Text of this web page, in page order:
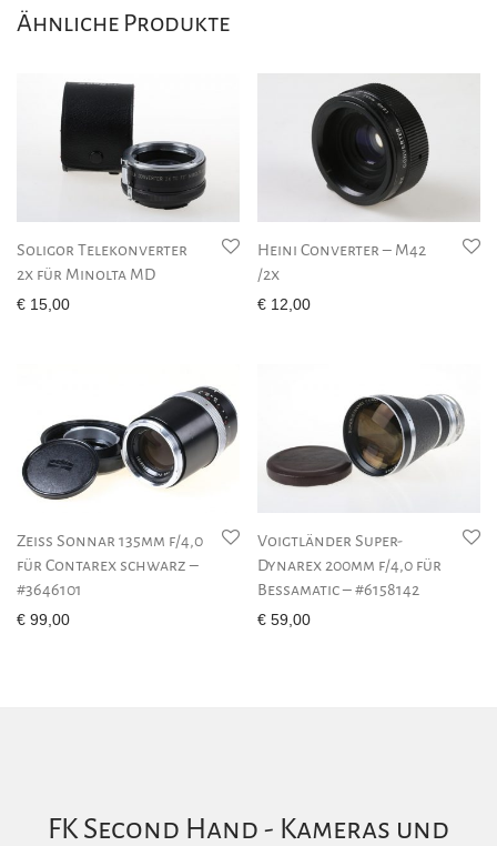
Ähnliche Produkte
Soligor Telekonverter
2x für Minolta MD
€ 15,00
Heini Converter – M42
/2x
€ 12,00
Zeiss Sonnar 135mm f/4,0
für Contarex schwarz –
#3646101
€ 99,00
Voigtländer Super-
Dynarex 200mm f/4,0 für
Bessamatic – #6158142
€ 59,00
FK Second Hand - Kameras und